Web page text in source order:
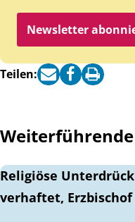
Newsletter
Teilen:
Religiöse
verhaftet,